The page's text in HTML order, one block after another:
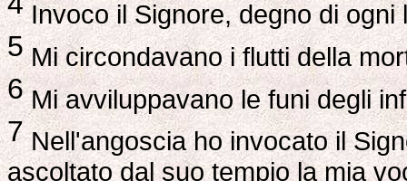
Invoco il Signore, degno di ogni
5Mi circondavano i flutti della
6Mi avviluppavano le funi degli
7Nell'angoscia ho invocato il
ascoltato dal suo tempio la mia